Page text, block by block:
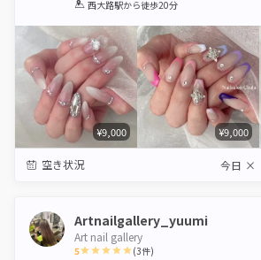
1 2 3 4 5
西大路駅から徒歩20分
¥9,000 ¥9,000
空き状況 今日 ×
Artnailgallery_yuumi
Art nail gallery
5 (3件)